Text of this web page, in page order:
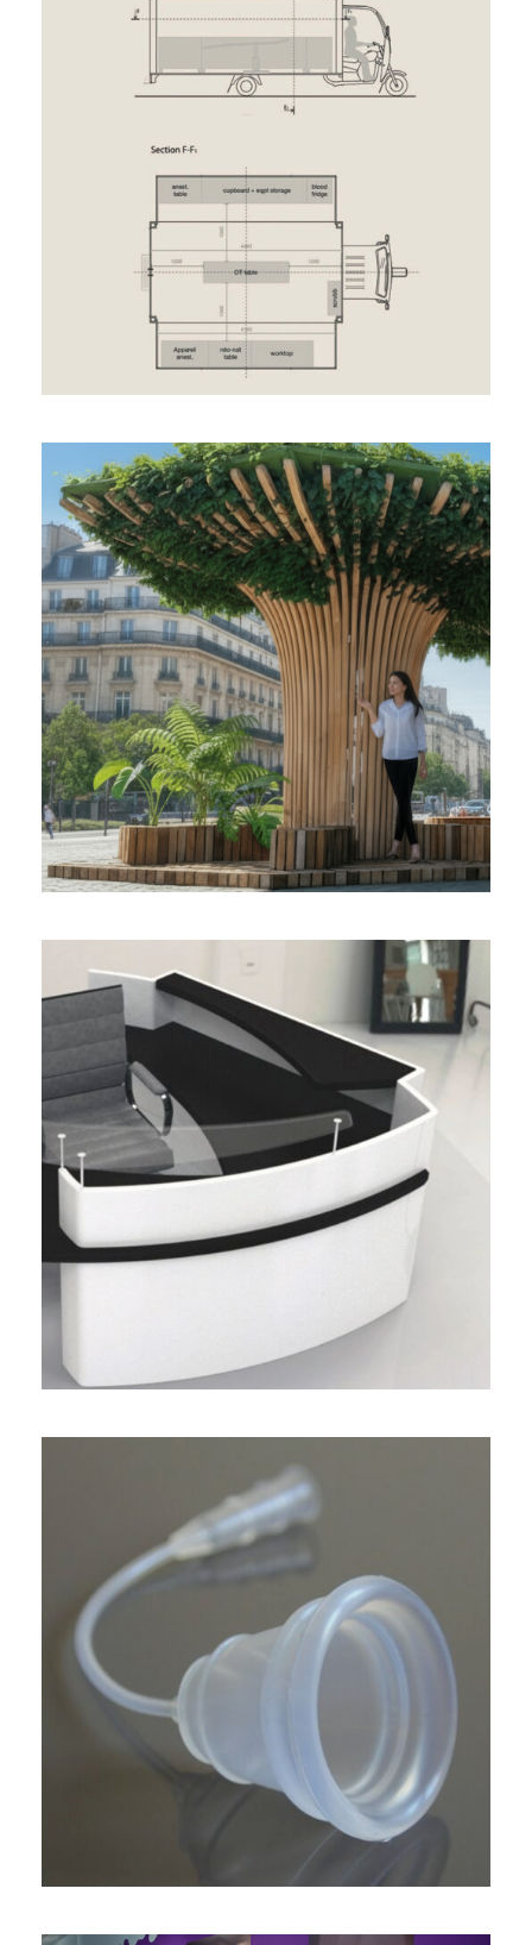
OBSTÉTRICALE ET
NÉONATALE AU VOLUME
EXTENSIBLE
ÎLOT DE FRAÎCHEUR POUR
REPONDRE AUX FORTES
CHALEURS URBAINES
BUREAU D’ACCUEIL
POLYVALENT
CATHÉTER CONTRE LA
RÉGRESSION SOCIALE ET
ÉCONOMIQUE DES FEMMES